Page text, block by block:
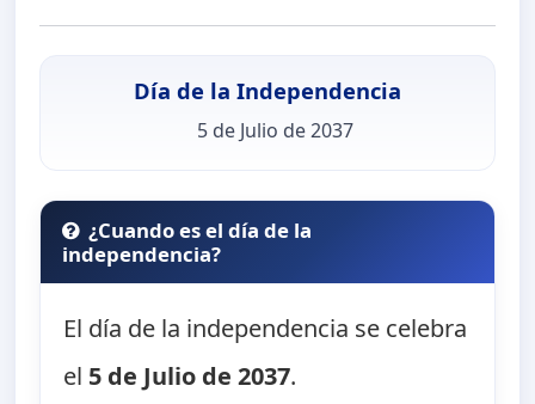
Día de la Independencia
5 de Julio de 2037
¿Cuando es el día de la
independencia?
El día de la independencia se celebra
el 5 de Julio de 2037.